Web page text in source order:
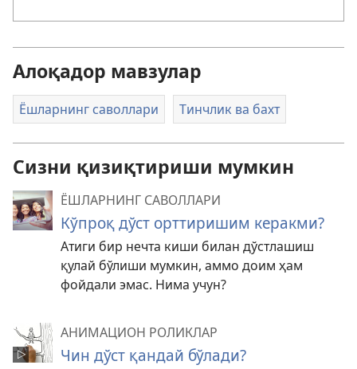
Алоқадор мавзулар
Ёшларнинг саволлари Тинчлик ва бахт
Сизни қизиқтириши мумкин
ЁШЛАРНИНГ САВОЛЛАРИ
Кўпроқ дўст орттиришим керакми?
Атиги бир нечта киши билан дўстлашиш
қулай бўлиши мумкин, аммо доим ҳам
фойдали эмас. Нима учун?
АНИМАЦИОН РОЛИКЛАР
Чин дўст қандай бўлади?